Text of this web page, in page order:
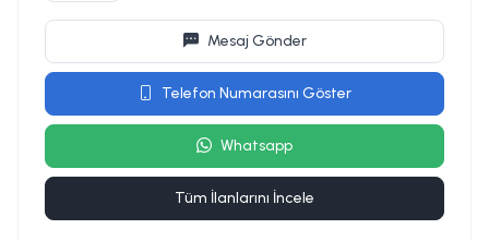
Mesaj Gönder
Telefon Numarasını Göster
Whatsapp
Tüm İlanlarını İncele